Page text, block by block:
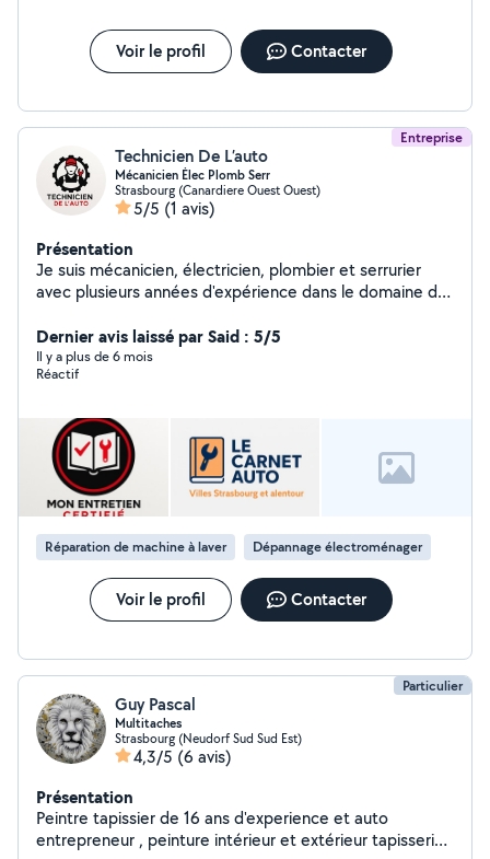
Voir le profil Contacter
Entreprise
Technicien De L’auto
Mécanicien Élec Plomb Serr
Strasbourg (Canardiere Ouest Ouest)
5/5 (1 avis)
Présentation
Je suis mécanicien, électricien, plombier et serrurier
avec plusieurs années d'expérience dans le domaine du
réactif, j'interviens sur une large gamme de travaux
allant de l'installation et la réparation de systèmes
électriques et de plomberie, à l'entretien et au
Grâce à ma formation technique et mon expérience de
terrain, je suis capable de diagnostiquer rapidement les
pannes, proposer des solutions efficaces et assurer des
interventions de qualité, dans le respect des normes de
sécurité. un service fiable, soigné et adapté aux besoins
de chaque client, que ce soit pour des travaux en neuf,
en rénovation ou en urgence.
Dernier avis laissé par Said : 5/5
Il y a plus de 6 mois
Réactif
Réparation de machine à laver Dépannage électroménager
Voir le profil Contacter
Particulier
Guy Pascal
Multitaches
Strasbourg (Neudorf Sud Sud Est)
4,3/5 (6 avis)
Présentation
Peintre tapissier de 16 ans d'experience et auto
entrepreneur , peinture intérieur et extérieur tapisserie,